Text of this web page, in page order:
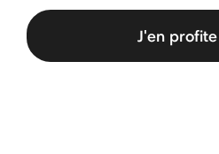
J'en profite